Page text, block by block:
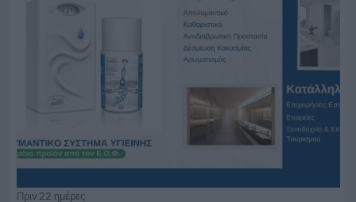
Πριν 22 ημέρες